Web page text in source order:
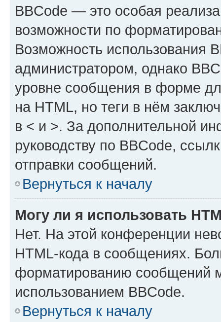
BBCode — это особая
возможности по
Возможность использования
администратором, однако
уровне сообщения в форме
на HTML, но теги в нём
в < и >. За дополнительной
руководству по BBCode,
отправки сообщений.
Вернуться к началу
Могу ли я использовать
Нет. На этой конференции
HTML-кода в сообщениях.
форматированию сообщений
использованием BBCode.
Вернуться к началу